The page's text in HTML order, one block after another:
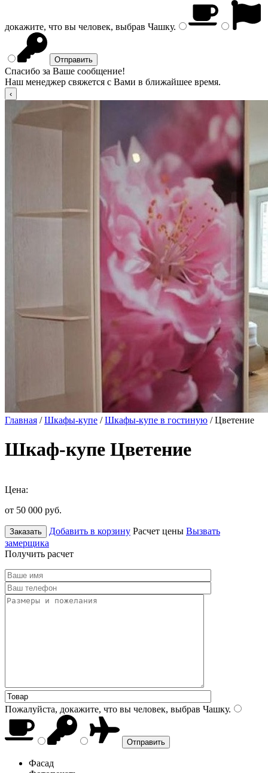
докажите, что вы человек, выбрав Чашку.
Спасибо за Ваше сообщение!
Наш менеджер свяжется с Вами в ближайшее время.
Главная /Шкафы-купе /Шкафы-купе в гостиную / Цветение
Шкаф-купе Цветение
Цена:
от 50 000 руб.
Заказать Добавить в корзину Расчет цены Вызвать
замерщика
Получить расчет
Пожалуйста, докажите, что вы человек, выбрав Чашку.
Фасад